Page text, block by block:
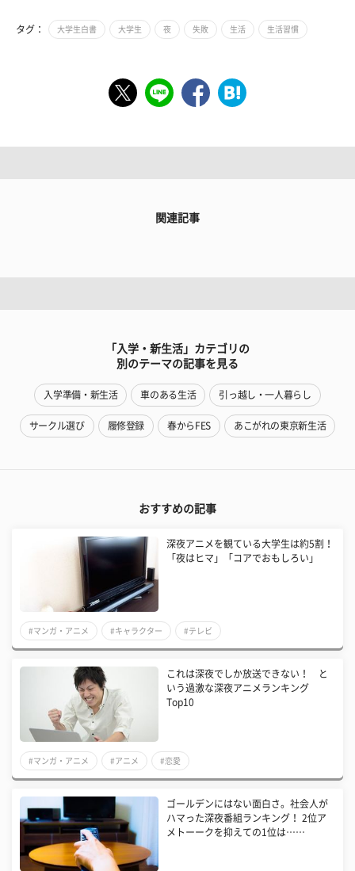
タグ： 大学生白書 大学生 夜 失敗 生活 生活習慣
関連記事
「入学・新生活」カテゴリの
別のテーマの記事を見る
入学準備・新生活 車のある生活 引っ越し・一人暮らし
サークル選び 履修登録 春からFES あこがれの東京新生活
おすすめの記事
深夜アニメを観ている大学生は約5割！
「夜はヒマ」「コアでおもしろい」
#マンガ・アニメ #キャラクター #テレビ
これは深夜でしか放送できない！ と
いう過激な深夜アニメランキング
Top10
#マンガ・アニメ #アニメ #恋愛
ゴールデンにはない面白さ。社会人が
ハマった深夜番組ランキング！ 2位ア
メトーークを抑えての1位は……